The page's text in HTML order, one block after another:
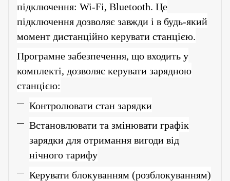
підключення: Wi-Fi, Bluetooth. Це
підключення дозволяє завжди і в будь-який
момент дистанційно керувати станцією.
Програмне забезпечення, що входить у
комплекті, дозволяє керувати зарядною
станцією:
Контролювати стан зарядки
Встановлювати та змінювати графік
зарядки для отримання вигоди від
нічного тарифу
Керувати блокуванням (розблокуванням)